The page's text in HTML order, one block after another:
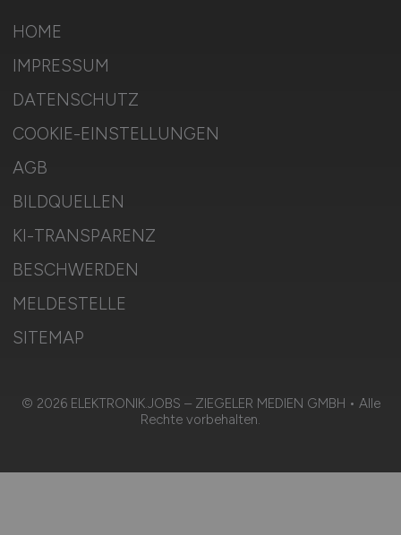
HOME
IMPRESSUM
DATENSCHUTZ
COOKIE-EINSTELLUNGEN
AGB
BILDQUELLEN
KI-TRANSPARENZ
BESCHWERDEN
MELDESTELLE
SITEMAP
© 2026 ELEKTRONIK.JOBS – ZIEGELER MEDIEN GMBH • Alle
Rechte vorbehalten.